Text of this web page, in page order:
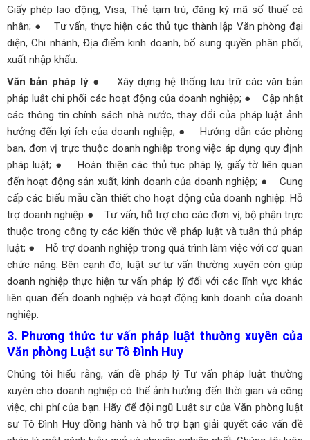
Giấy phép lao động, Visa, Thẻ tạm trú, đăng ký mã số thuế cá
nhân; ● Tư vấn, thực hiện các thủ tục thành lập Văn phòng đại
diện, Chi nhánh, Địa điểm kinh doanh, bổ sung quyền phân phối,
xuất nhập khẩu.
Văn bản pháp lý ● Xây dựng hệ thống lưu trữ các văn bản
pháp luật chi phối các hoạt động của doanh nghiệp; ● Cập nhật
các thông tin chính sách nhà nước, thay đổi của pháp luật ảnh
hưởng đến lợi ích của doanh nghiệp; ● Hướng dẫn các phòng
ban, đơn vị trực thuộc doanh nghiệp trong việc áp dụng quy định
pháp luật; ● Hoàn thiện các thủ tục pháp lý, giấy tờ liên quan
đến hoạt động sản xuất, kinh doanh của doanh nghiệp; ● Cung
cấp các biểu mẫu cần thiết cho hoạt động của doanh nghiệp. Hỗ
trợ doanh nghiệp ● Tư vấn, hỗ trợ cho các đơn vị, bộ phận trực
thuộc trong công ty các kiến thức về pháp luật và tuân thủ pháp
luật; ● Hỗ trợ doanh nghiệp trong quá trình làm việc với cơ quan
chức năng. Bên cạnh đó, luật sư tư vấn thường xuyên còn giúp
doanh nghiệp thực hiện tư vấn pháp lý đối với các lĩnh vực khác
liên quan đến doanh nghiệp và hoạt động kinh doanh của doanh
nghiệp.
3. Phương thức tư vấn pháp luật thường xuyên của
Văn phòng Luật sư Tô Đình Huy
Chúng tôi hiểu rằng, vấn đề pháp lý Tư vấn pháp luật thường
xuyên cho doanh nghiệp có thể ảnh hưởng đến thời gian và công
việc, chi phí của bạn. Hãy để đội ngũ Luật sư của Văn phòng luật
sư Tô Đình Huy đồng hành và hỗ trợ bạn giải quyết các vấn đề